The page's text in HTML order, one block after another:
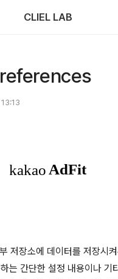
CLIEL LAB
저장소에 데이터를 저장시
는 간단한 설정 내용이나 기